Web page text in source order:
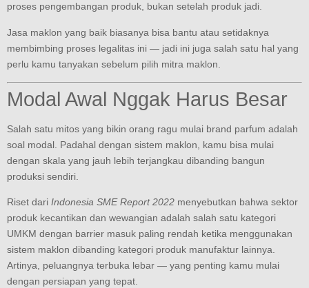
proses pengembangan produk, bukan setelah produk jadi.
Jasa maklon yang baik biasanya bisa bantu atau setidaknya
membimbing proses legalitas ini — jadi ini juga salah satu hal yang
perlu kamu tanyakan sebelum pilih mitra maklon.
Modal Awal Nggak Harus Besar
Salah satu mitos yang bikin orang ragu mulai brand parfum adalah
soal modal. Padahal dengan sistem maklon, kamu bisa mulai
dengan skala yang jauh lebih terjangkau dibanding bangun
produksi sendiri.
Riset dari Indonesia SME Report 2022 menyebutkan bahwa sektor
produk kecantikan dan wewangian adalah salah satu kategori
UMKM dengan barrier masuk paling rendah ketika menggunakan
sistem maklon dibanding kategori produk manufaktur lainnya.
Artinya, peluangnya terbuka lebar — yang penting kamu mulai
dengan persiapan yang tepat.